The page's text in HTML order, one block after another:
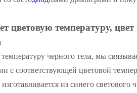
цветовую температуру,
черного тела, мы
с соответствующей цветовой
из синего